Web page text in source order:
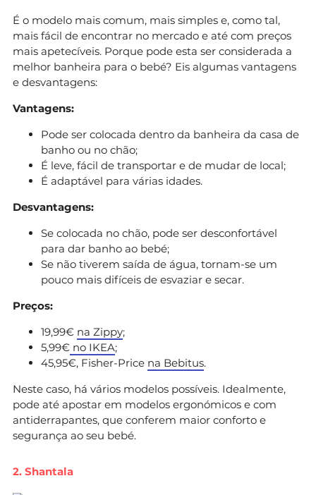
É o modelo mais comum, mais simples e, como tal,
mais fácil de encontrar no mercado e até com preços
mais apetecíveis. Porque pode esta ser considerada a
melhor banheira para o bebé? Eis algumas vantagens
e desvantagens:
Vantagens:
Pode ser colocada dentro da banheira da casa de
banho ou no chão;
É leve, fácil de transportar e de mudar de local;
É adaptável para várias idades.
Desvantagens:
Se colocada no chão, pode ser desconfortável
para dar banho ao bebé;
Se não tiverem saída de água, tornam-se um
pouco mais difíceis de esvaziar e secar.
Preços:
19,99€ na Zippy;
5,99€ no IKEA;
45,95€, Fisher-Price na Bebitus.
Neste caso, há vários modelos possíveis. Idealmente,
pode até apostar em modelos ergonómicos e com
antiderrapantes, que conferem maior conforto e
segurança ao seu bebé.
2. Shantala